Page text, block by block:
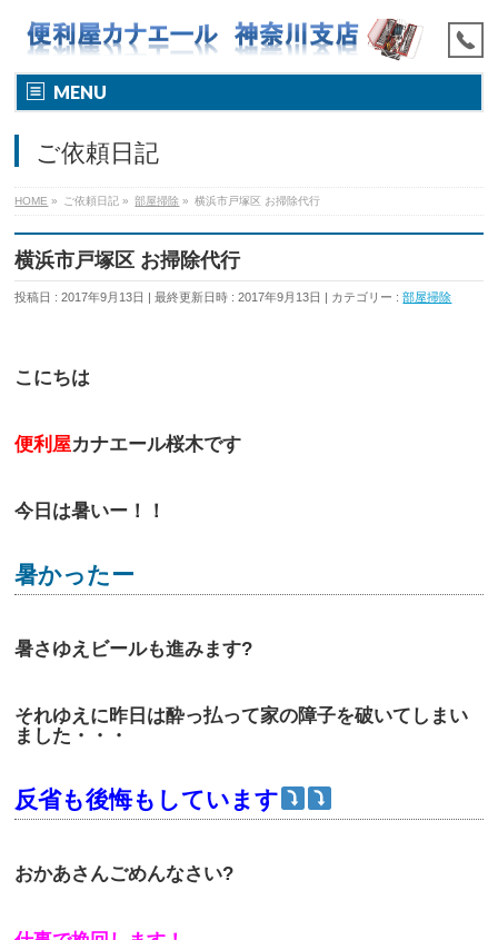
MENU
ご依頼日記
HOME » ご依頼日記 » 部屋掃除 » 横浜市戸塚区 お掃除代行
横浜市戸塚区 お掃除代行
投稿日 : 2017年9月13日 最終更新日時 : 2017年9月13日 カテゴリー :部屋掃除
こにちは
便利屋カナエール桜木です
今日は暑いー！！
暑かったー
暑さゆえビールも進みます?
それゆえに昨日は酔っ払って家の障子を破いてしまい
ました・・・
反省も後悔もしています
おかあさんごめんなさい?